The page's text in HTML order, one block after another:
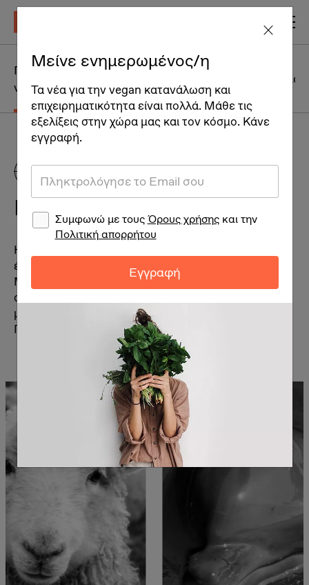
Γιατί να γίνω
vegan
Η
ενός vegan
Vegan
Γιατί να γίνω vegan
Η ζωή έχει εγγενή (έμφυτη) αξία γι’ αυτόν που την
έχει και κανείς τρίτος δεν έχει δικαίωμα σε αυτήν.
Με άλλα λόγια: «όλοι μας έχουμε δικαίωμα στην
αυτοδιάθεση», ή, «μου ανήκει η ζωή μου, ενώ δεν
μου ανήκει η ζωή του άλλου».
Ποιος είναι ο άλλος;
Μείνε ενημερωμένος/η
Τα νέα για την vegan κατανάλωση και
επιχειρηματικότητα είναι πολλά. Μάθε τις
εξελίξεις στην χώρα μας και τον κόσμο. Κάνε
εγγραφή.
Συμφωνώ με τουςΌρους χρήσηςκαι την
Πολιτική απορρήτου
Εγγραφή